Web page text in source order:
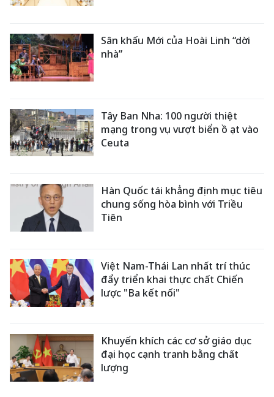
Sân khấu Mới của Hoài Linh “dời
nhà”
Tây Ban Nha: 100 người thiệt
mạng trong vụ vượt biển ồ ạt vào
Ceuta
Hàn Quốc tái khẳng định mục tiêu
chung sống hòa bình với Triều
Tiên
Việt Nam-Thái Lan nhất trí thúc
đẩy triển khai thực chất Chiến
lược "Ba kết nối"
Khuyến khích các cơ sở giáo dục
đại học cạnh tranh bằng chất
lượng